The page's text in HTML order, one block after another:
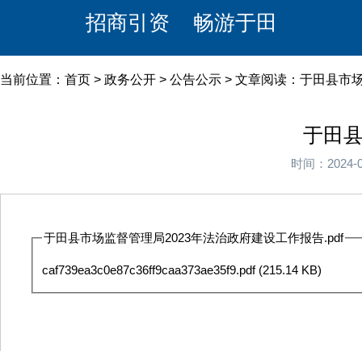
招商引资 畅游于田
当前位置： 首页 > 政务公开 > 公告公示 > 文章阅读：于田县市
于田
时间：
于田县市场监督管理局2023年法治政府建设工作报告.pdf
caf739ea3c0e87c36ff9caa373ae35f9.pdf(215.14 KB)